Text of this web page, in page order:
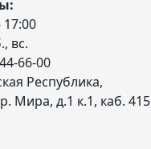
вс.
66-00
Республика,
Мира, д.1 к.1, каб. 415